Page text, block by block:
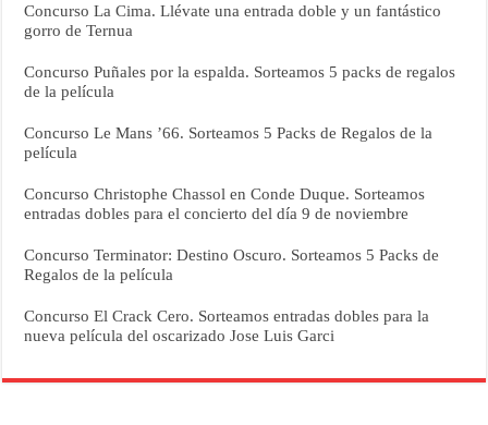
Concurso La Cima. Llévate una entrada doble y un fantástico
gorro de Ternua
Concurso Puñales por la espalda. Sorteamos 5 packs de regalos
de la película
Concurso Le Mans ’66. Sorteamos 5 Packs de Regalos de la
película
Concurso Christophe Chassol en Conde Duque. Sorteamos
entradas dobles para el concierto del día 9 de noviembre
Concurso Terminator: Destino Oscuro. Sorteamos 5 Packs de
Regalos de la película
Concurso El Crack Cero. Sorteamos entradas dobles para la
nueva película del oscarizado Jose Luis Garci